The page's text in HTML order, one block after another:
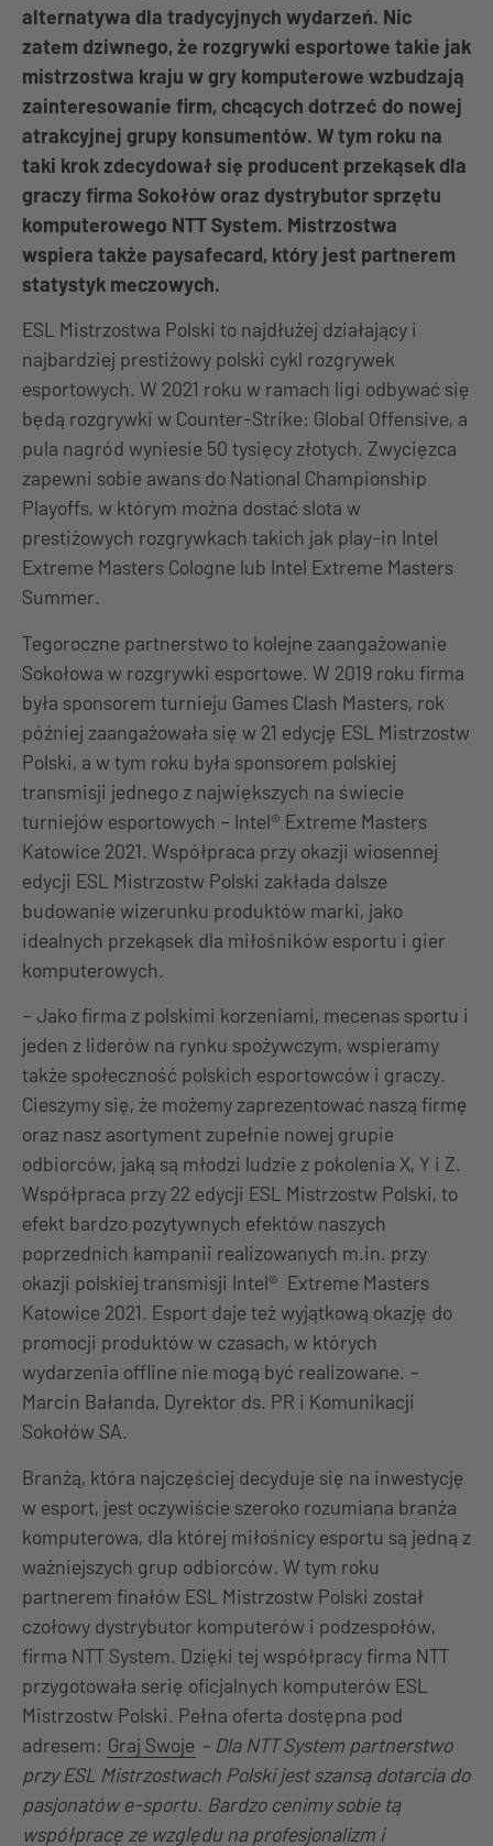
alternatywa dla tradycyjnych wydarzeń. Nic
zatem dziwnego, że rozgrywki esportowe takie jak
mistrzostwa kraju w gry komputerowe wzbudzają
zainteresowanie firm, chcących dotrzeć do nowej
atrakcyjnej grupy konsumentów. W tym roku na
taki krok zdecydował się producent przekąsek dla
graczy firma Sokołów oraz dystrybutor sprzętu
komputerowego NTT System. Mistrzostwa
wspiera także paysafecard, który jest partnerem
statystyk meczowych.
ESL Mistrzostwa Polski to najdłużej działający i
najbardziej prestiżowy polski cykl rozgrywek
esportowych. W 2021 roku w ramach ligi odbywać się
będą rozgrywki w Counter-Strike: Global Offensive, a
pula nagród wyniesie 50 tysięcy złotych. Zwycięzca
zapewni sobie awans do National Championship
Playoffs, w którym można dostać slota w
prestiżowych rozgrywkach takich jak play-in Intel
Extreme Masters Cologne lub Intel Extreme Masters
Summer.
Tegoroczne partnerstwo to kolejne zaangażowanie
Sokołowa w rozgrywki esportowe. W 2019 roku firma
była sponsorem turnieju Games Clash Masters, rok
później zaangażowała się w 21 edycję ESL Mistrzostw
Polski, a w tym roku była sponsorem polskiej
transmisji jednego z największych na świecie
turniejów esportowych – Intel® Extreme Masters
Katowice 2021. Współpraca przy okazji wiosennej
edycji ESL Mistrzostw Polski zakłada dalsze
budowanie wizerunku produktów marki, jako
idealnych przekąsek dla miłośników esportu i gier
komputerowych.
– Jako firma z polskimi korzeniami, mecenas sportu i
jeden z liderów na rynku spożywczym, wspieramy
także społeczność polskich esportowców i graczy.
Cieszymy się, że możemy zaprezentować naszą firmę
oraz nasz asortyment zupełnie nowej grupie
odbiorców, jaką są młodzi ludzie z pokolenia X, Y i Z.
Współpraca przy 22 edycji ESL Mistrzostw Polski, to
efekt bardzo pozytywnych efektów naszych
poprzednich kampanii realizowanych m.in. przy
okazji polskiej transmisji Intel® Extreme Masters
Katowice 2021. Esport daje też wyjątkową okazję do
promocji produktów w czasach, w których
wydarzenia offline nie mogą być realizowane. –
Marcin Bałanda, Dyrektor ds. PR i Komunikacji
Sokołów SA.
Branżą, która najczęściej decyduje się na inwestycję
w esport, jest oczywiście szeroko rozumiana branża
komputerowa, dla której miłośnicy esportu są jedną z
ważniejszych grup odbiorców. W tym roku
partnerem finałów ESL Mistrzostw Polski został
czołowy dystrybutor komputerów i podzespołów,
firma NTT System. Dzięki tej współpracy firma NTT
przygotowała serię oficjalnych komputerów ESL
Mistrzostw Polski. Pełna oferta dostępna pod
adresem: Graj Swoje – Dla NTT System partnerstwo
przy ESL Mistrzostwach Polski jest szansą dotarcia do
pasjonatów e-sportu. Bardzo cenimy sobie tą
współpracę ze względu na profesjonalizm i